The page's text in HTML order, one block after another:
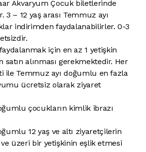
Akvaryum Çocuk biletlerinde
3 – 12 yaş arası Temmuz ayı
indirimden faydalanabilirler. 0-3
için en az 1 yetişkin
satın alınması gerekmektedir. Her
ile Temmuz ayı doğumlu en fazla
ücretsiz olarak ziyaret
çocukların kimlik ibrazı
12 yaş ve altı ziyaretçilerin
ve üzeri bir yetişkinin eşlik etmesi